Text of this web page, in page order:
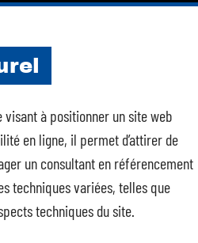
visant à positionner un site web
en ligne, il permet d’attirer de
un consultant en référencement
techniques variées, telles que
techniques du site.